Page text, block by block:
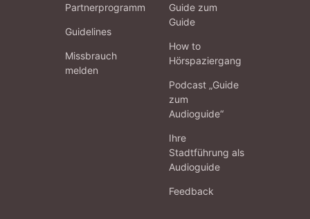
Partnerprogramm
Guidelines
Missbrauch
melden
Guide zum
Guide
How to
Hörspaziergang
Podcast „Guide
zum
Audioguide“
Ihre
Stadtführung als
Audioguide
Feedback